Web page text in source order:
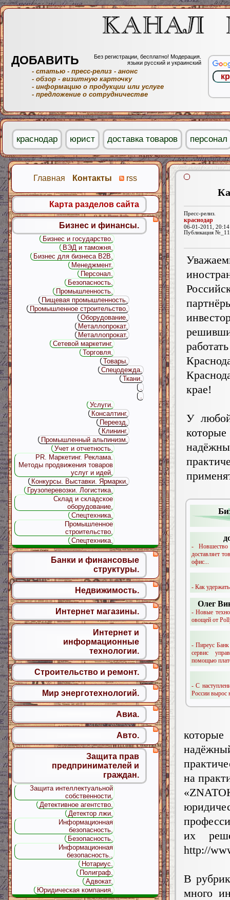
Пресс-релиз.
краснодар
06-01-2011,
Публикация
-
доставляет
офис...
- Как
Олег
- Новые
овощей от
- Пиреус Банк
сервис
помощью
- С
России вырос
крае!
У
на
их
http://
В
много
Главная Контакты rss
Карта разделов сайта
Бизнес и финансы.
Бизнес и государство.
ВЭД и таможня.
Бизнес для бизнеса B2B.
Менеджмент.
Персонал.
Безопасность.
Промышленность.
Пищевая промышленность.
Промышленное строительство.
Оборудование.
Металлопрокат.
Металлопрокат.
Сетевой маркетинг.
Торговля.
Товары.
Спецодежда.
Ткани.
.
.
Услуги.
Консалтинг.
Переезд.
Клининг.
Промышленный альпинизм.
Учет и отчетность.
PR. Маркетинг. Реклама.
Методы продвижения товаров
услуг и идей.
Конкурсы. Выставки. Ярмарки.
Грузоперевозки. Логистика.
Склад и складское
оборудование.
Спецтехника.
Промышленное
строительство.
Спецтехника.
Банки и финансовые
структуры.
Недвижимость.
Интернет магазины.
Интернет и
информационные
технологии.
Строительство и ремонт.
Мир энерготехнологий.
Авиа.
Авто.
Защита прав
предпринимателей и
граждан.
Защита интеллектуальной
собственности.
Детективное агентство.
Детектор лжи.
Информационная
безопасность.
Безопасность.
Информационная
безопасность..
Нотариус.
Полиграф.
Адвокат.
Юридическая компания.
ДОБАВИТЬ
Без регистрации, бесплатно! Модерация.
языки русский и украинский
- статью - пресс-релиз - анонс
- обзор - визитную карточку
- информацию о продукции или услуге
- предложение о сотрудничестве
краснодар юрист доставка товаров персонал